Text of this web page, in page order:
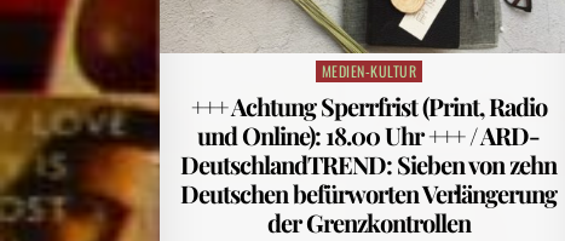
Posted
in
MEDIEN-KULTUR
+++ Achtung Sperrfrist (Print, Radio
und Online): 18.00 Uhr +++ / ARD-
DeutschlandTREND: Sieben von zehn
Deutschen befürworten Verlängerung
der Grenzkontrollen